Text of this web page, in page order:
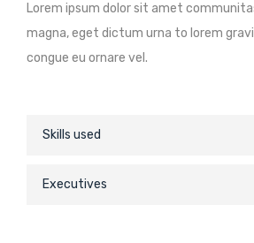
Lorem ipsum dolor sit amet
magna, eget dictum urna to lorem
congue eu ornare vel.
Skills used
Executives